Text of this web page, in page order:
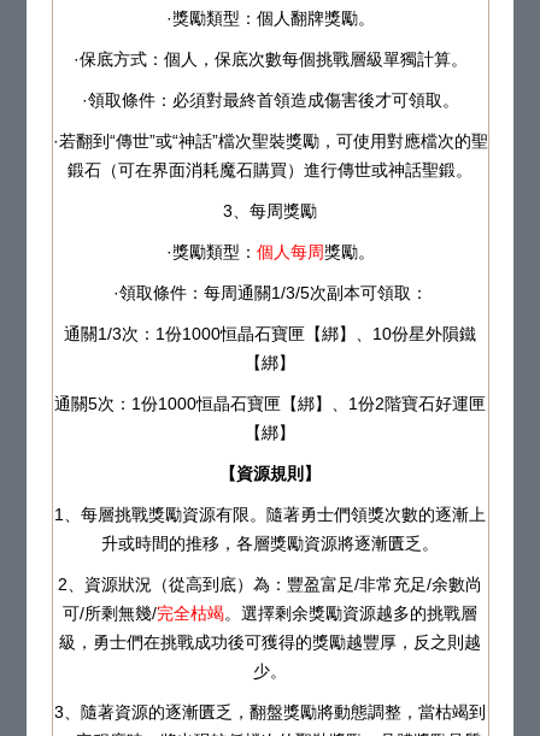
·獎勵類型：個人翻牌獎勵。
·保底方式：個人，保底次數每個挑戰層級單獨計算。
·領取條件：必須對最終首領造成傷害後才可領取。
·若翻到“傳世”或“神話”檔次聖裝獎勵，可使用對應檔次的聖
鍛石（可在界面消耗魔石購買）進行傳世或神話聖鍛。
3、每周獎勵
·獎勵類型： 個人每周獎勵。
·領取條件：每周通關1/3/5次副本可領取：
通關1/3次：1份1000恒晶石寶匣【綁】、10份星外隕鐵
【綁】
通關5次：1份1000恒晶石寶匣【綁】、1份2階寶石好運匣
【綁】
【資源規則】
1、每層挑戰獎勵資源有限。隨著勇士們領獎次數的逐漸上
升或時間的推移，各層獎勵資源將逐漸匱乏。
2、資源狀況（從高到底）為：豐盈富足/非常充足/余數尚
可/所剩無幾/完全枯竭。選擇剩余獎勵資源越多的挑戰層
級，勇士們在挑戰成功後可獲得的獎勵越豐厚，反之則越
少。
3、隨著資源的逐漸匱乏，翻盤獎勵將動態調整，當枯竭到